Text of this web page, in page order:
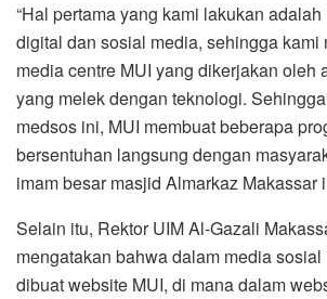
“Hal pertama yang kami lakukan
digital dan sosial media, sehingga kami
media centre MUI yang dikerjakan oleh
yang melek dengan teknologi.
medsos ini, MUI membuat beberapa
bersentuhan langsung dengan
imam besar masjid Almarkaz Makassar
Selain itu, Rektor UIM Al-Gazali
mengatakan bahwa dalam media
dibuat website MUI, di mana dalam